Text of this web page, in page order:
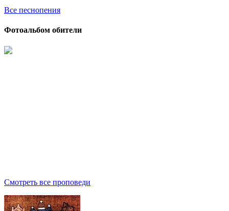
Все песнопения
Фотоальбом обители
Смотреть все проповеди